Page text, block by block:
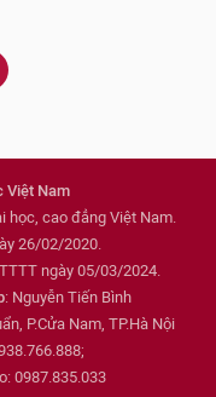
Việt Nam
học, cao đẳng Việt Nam.
26/02/2020.
ngày 05/03/2024.
: Nguyễn Tiến Bình
P.Cửa Nam, TP.Hà Nội
0987.835.033